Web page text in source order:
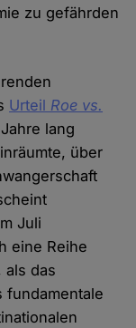
zu gefährden
Urteil Roe vs.
lang
über
Juli
eine Reihe
als das
fundamentale